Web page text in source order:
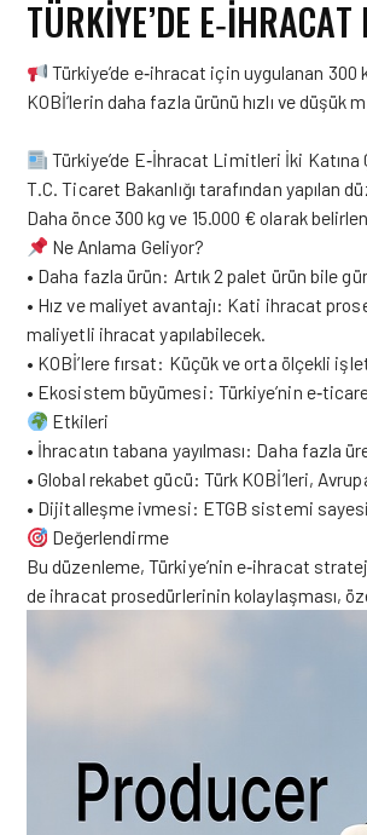
TÜRKIYE’DE
Türkiye’de e‑ihracat için uygulanan
KOBİ’lerin daha fazla ürünü hızlı ve düşük
Türkiye’de E‑İhracat Limitleri İki Katına
T.C. Ticaret Bakanlığı tarafından yapılan
Daha önce 300 kg ve 15.000 € olarak
Ne Anlama Geliyor?
• Daha fazla ürün: Artık 2 palet ürün bile
• Hız ve maliyet avantajı: Kati ihracat
maliyetli ihracat yapılabilecek.
• KOBİ’lere fırsat: Küçük ve orta ölçekli
• Ekosistem büyümesi: Türkiye’nin
Etkileri
• İhracatın tabana yayılması: Daha fazla
• Global rekabet gücü: Türk KOBİ’leri,
• Dijitalleşme ivmesi: ETGB sistemi
Değerlendirme
Bu düzenleme, Türkiye’nin e‑ihracat
de ihracat prosedürlerinin kolaylaşması,